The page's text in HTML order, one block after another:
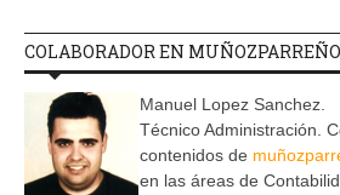
COLABORADOR EN MUÑOZPARREÑO
Manuel Lopez Sanchez.
Técnico Administración.
contenidos de
en las áreas de